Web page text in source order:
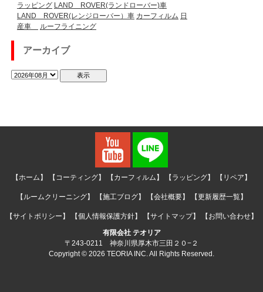
ラッピング LAND ROVER(ランドローバー)車
LAND ROVER(レンジローバー）車 カーフィルム 日
産車
ルーフライニング
アーカイブ
【ホーム】 【コーティング】 【カーフィルム】 【ラッピング】 【リペア】
【ルームクリーニング】 【施工ブログ】 【会社概要】 【更新履歴一覧】
【サイトポリシー】 【個人情報保護方針】 【サイトマップ】
【お問い合わせ】
有限会社 テオリア
〒243-0211 神奈川県厚木市三田２０−２
Copyright © 2026 TEORIA INC. All Rights Reserved.